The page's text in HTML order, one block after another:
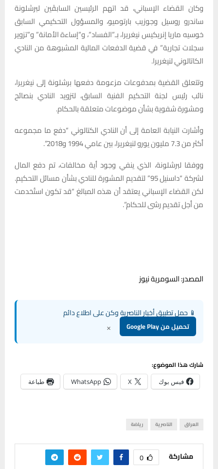
وكان القضاء الإسباني، قد اتهم الرئيسين السابقَين لبرشلونة
ساندرو روسيل وجوزيب بارتوميو، والمسؤول التحكيمي السابق
خوسيه ماريا إنريكيس نيغريرا، بـ”الفساد”، و”إساءة الأمانة” و”تزوير
سجلات تجارية” في قضية الدفعات المالية المشبوهة من النادي
الكاتالوني لنيغريرا.
وتتعلق القضية بمدفوعات مزعومة دفعها برشلونة إلى نيغريرا،
نائب رئيس لجنة التحكيم الفنية السابق، لتزويد النادي بنصائح
ومشورة شفوية بشأن موضوعات متعلقة بالحكام.
وأشارت النيابة العامة إلى أن النادي الكتالوني “دفع ما مجموعه
أكثر من 7.3 مليون يورو لنيغريرا، بين عامي 1994 و2018”.
ووفقا لبرشلونة، الذي ينفي وجود أية مخالفات، تم دفع المال
لشركة “داسنيل 95” لتقديم المشورة للنادي بشأن مسائل التحكيم.
لكن القضاء الإسباني يعتقد أن هذه المبالغ “قد تكون استُخدمت
من أجل تقديم رشى للحكام”.
المصدر: السومرية نيوز
📱 حمل تطبيق أخبار الناصرية وكن على اطلاع دائم
تحميل من Google Play ×
شارك هذا الموضوع:
فيس بوك X
WhatsApp طباعة
العراق الناصرية رياضة
مشاركة 0